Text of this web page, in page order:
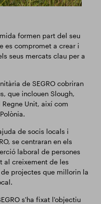
formen part del seu
es compromet a crear i
seus mercats clau per a
de SEGRO cobriran
que inclouen Slough,
Unit, així com
de socis locals i
se centraran en els
laboral de persones
al creixement de les
projectes que millorin la
s'ha fixat l'objectiu